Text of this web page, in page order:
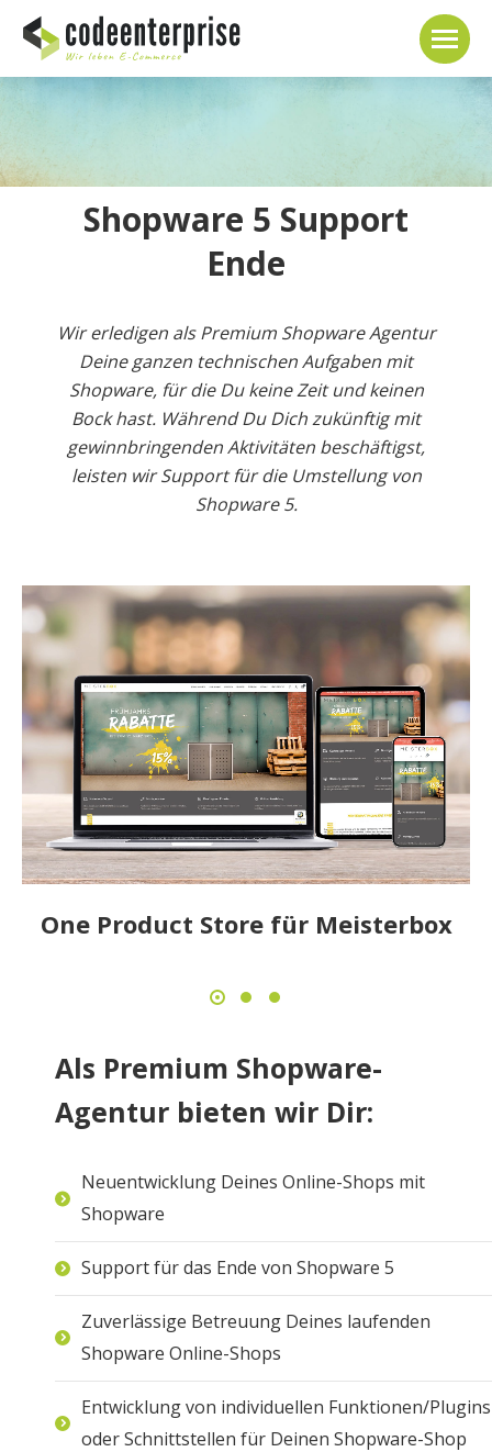
Shopware 5 Support
Ende
Wir erledigen als Premium Shopware Agentur
Deine ganzen technischen Aufgaben mit
Shopware, für die Du keine Zeit und keinen
Bock hast. Während Du Dich zukünftig mit
gewinnbringenden Aktivitäten beschäftigst,
leisten wir Support für die Umstellung von
Shopware 5.
One Product Store für Meisterbox
Als Premium Shopware-
Agentur bieten wir Dir:
Neuentwicklung Deines Online-Shops mit
Shopware
Support für das Ende von Shopware 5
Zuverlässige Betreuung Deines laufenden
Shopware Online-Shops
Entwicklung von individuellen Funktionen/Plugins
oder Schnittstellen für Deinen Shopware-Shop